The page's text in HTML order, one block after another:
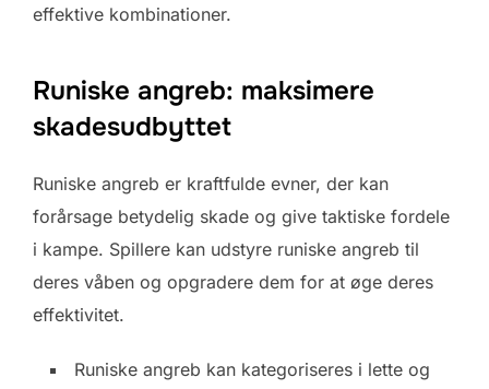
effektive kombinationer.
Runiske angreb: maksimere
skadesudbyttet
Runiske angreb er kraftfulde evner, der kan
forårsage betydelig skade og give taktiske fordele
i kampe. Spillere kan udstyre runiske angreb til
deres våben og opgradere dem for at øge deres
effektivitet.
Runiske angreb kan kategoriseres i lette og